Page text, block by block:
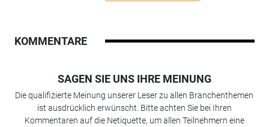
KOMMENTARE
SAGEN SIE UNS IHRE MEINUNG
Die qualifizierte Meinung unserer Leser zu allen Branchenthemen
ist ausdrücklich erwünscht. Bitte achten Sie bei Ihren
Kommentaren auf die Netiquette, um allen Teilnehmern eine